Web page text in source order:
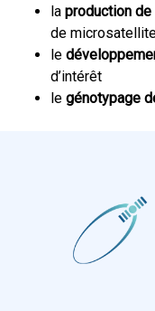
la production de
de
le
d’intérêt
le génotypage